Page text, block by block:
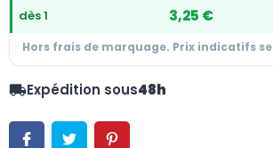
dès 1 3,25 €
Hors frais de marquage. Prix indicatifs
local_shippingExpédition sous48h